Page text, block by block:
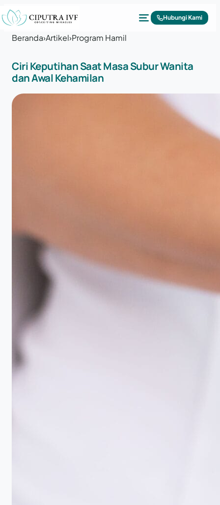
Lewati ke konten
Hubungi Kami
Beranda›Artikel›Program Hamil
Ciri Keputihan Saat Masa Subur Wanita
dan Awal Kehamilan